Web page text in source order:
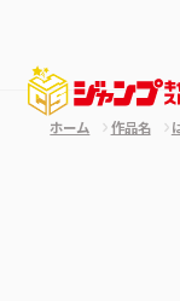
ホーム 作品名